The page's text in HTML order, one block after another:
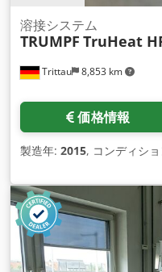
Trittau 8,853 km
溶接システム
TRUMPF TruHeat
価格情報
製造年: 2015, コンディシ